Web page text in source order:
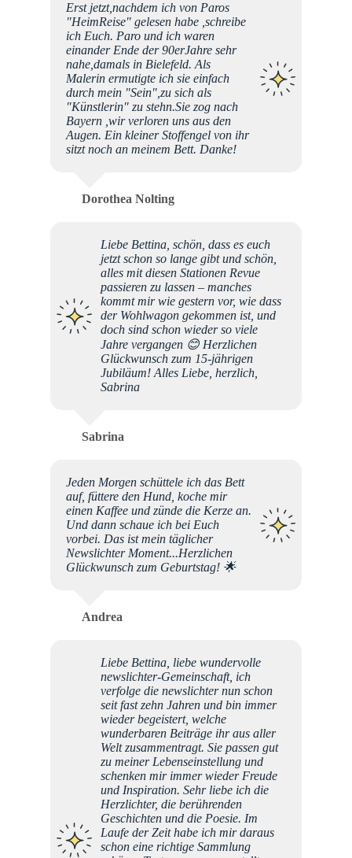
Erst jetzt,nachdem ich von Paros
"HeimReise" gelesen habe ,schreibe
ich Euch. Paro und ich waren
einander Ende der 90erJahre sehr
nahe,damals in Bielefeld. Als
Malerin ermutigte ich sie einfach
durch mein "Sein",zu sich als
"Künstlerin" zu stehn.Sie zog nach
Bayern ,wir verloren uns aus den
Augen. Ein kleiner Stoffengel von ihr
sitzt noch an meinem Bett. Danke!
Dorothea Nolting
Liebe Bettina, schön, dass es euch
jetzt schon so lange gibt und schön,
alles mit diesen Stationen Revue
passieren zu lassen – manches
kommt mir wie gestern vor, wie dass
der Wohlwagon gekommen ist, und
doch sind schon wieder so viele
Jahre vergangen 😊 Herzlichen
Glückwunsch zum 15-jährigen
Jubiläum! Alles Liebe, herzlich,
Sabrina
Sabrina
Jeden Morgen schüttele ich das Bett
auf, füttere den Hund, koche mir
einen Kaffee und zünde die Kerze an.
Und dann schaue ich bei Euch
vorbei. Das ist mein täglicher
Newslichter Moment...Herzlichen
Glückwunsch zum Geburtstag! 🌟
Andrea
Liebe Bettina, liebe wundervolle
newslichter-Gemeinschaft, ich
verfolge die newslichter nun schon
seit fast zehn Jahren und bin immer
wieder begeistert, welche
wunderbaren Beiträge ihr aus aller
Welt zusammentragt. Sie passen gut
zu meiner Lebenseinstellung und
schenken mir immer wieder Freude
und Inspiration. Sehr liebe ich die
Herzlichter, die berührenden
Geschichten und die Poesie. Im
Laufe der Zeit habe ich mir daraus
schon eine richtige Sammlung